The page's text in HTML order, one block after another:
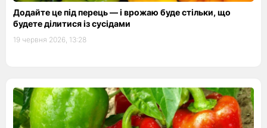
Додайте це під перець — і врожаю буде стільки, що
будете ділитися із сусідами
19 червня 2026, 13:28